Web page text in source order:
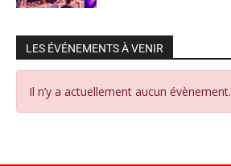
LES ÉVÉNEMENTS À VENIR
Il n’y a actuellement aucun évènement.